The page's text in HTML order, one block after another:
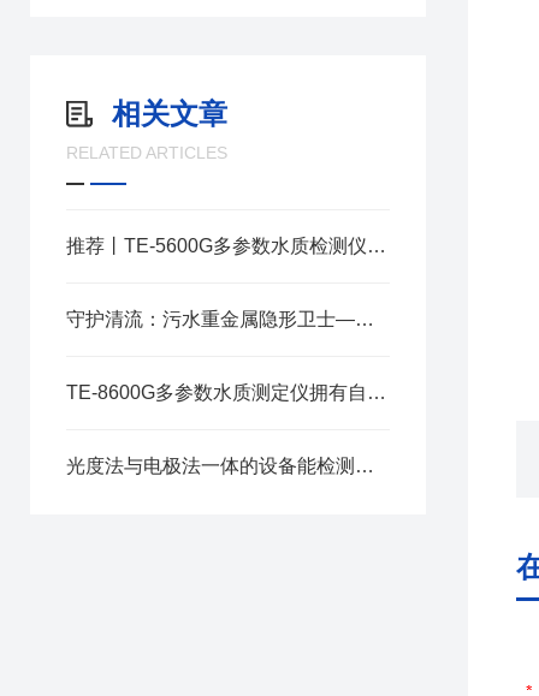
相关文章
RELATED ARTICLES
推荐丨TE-5600G多参数水质检测仪在环保领域的应用
守护清流：污水重金属隐形卫士——智能水质重金属测定仪的准确使命
TE-8600G多参数水质测定仪拥有自动多通道检测装置
光度法与电极法一体的设备能检测的参数有哪些